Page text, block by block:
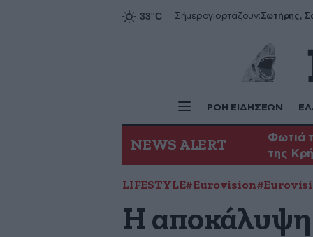
Σήμεραγιορτάζουν:
ΡΟΗ ΕΙΔΗΣΕΩΝ
NEWS ALERT
Φωτιά
της
LIFESTYLE#Eurovision
Η αποκάλυψη